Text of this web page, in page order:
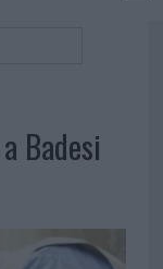
Badesi